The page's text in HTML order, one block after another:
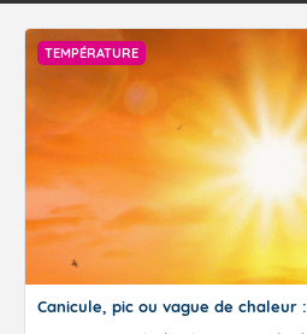
TEMPÉRATURE
Canicule, pic ou vague de chaleur